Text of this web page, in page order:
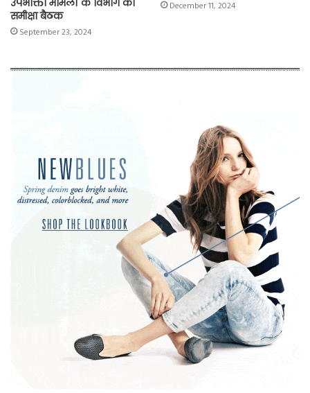
समीक्षा बैठक
September 23, 2024
December 11, 2024